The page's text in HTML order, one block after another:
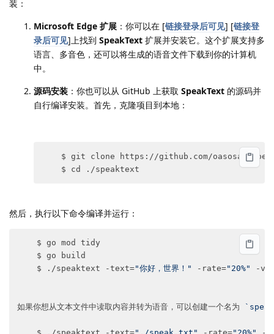
装：
Microsoft Edge 扩展 ：你可以在 [链接登录后可见] [链接登
录后可见]上找到 SpeakText 扩展并安装它。这个扩展支持多
语言、多音色，还可以将生成的语音文件下载到你的计算机
中。
源码安装 ：你也可以从 GitHub 上获取 SpeakText 的源码并
自行编译安装。首先，克隆项目到本地：
$ git clone https://github.com/oasosao/
    $ cd ./speaktext
然后，执行以下命令编译并运行：
    $ go mod tidy
    $ go build
    $ ./speaktext -text=
"你好，世界！" -rate="20%" -
如果你想从文本文件中读取内容并转为语音，可以创建一个名为